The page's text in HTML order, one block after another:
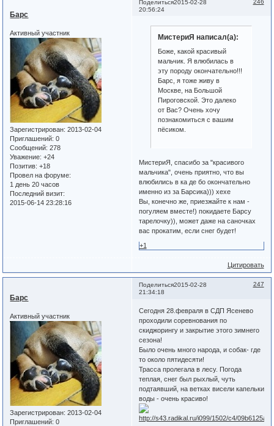
Поделиться 246
2015-02-28
20:56:24
Барс
Активный участник
Зарегистрирован: 2013-02-04
Приглашений: 0
Сообщений: 278
Уважение: +24
Позитив: +18
Провел на форуме:
1 день 20 часов
Последний визит:
2015-06-14 23:28:16
МистериЯ написал(а):
Боже, какой красивый
мальчик. Я влюбилась в
эту породу окончательно!!!
Барс, я тоже живу в
Москве, на Большой
Пироговской. Это далеко
от Вас? Очень хочу
познакомиться с вашим
пёсиком.
МистериЯ, спасибо за "красивого
мальчика", очень приятно, что вы
влюбились в ка де бо окончательно
именно из за Барсика))) хехе
Вы, конечно же, приезжайте к нам -
погуляем вместе!) покидаете Барсу
тарелочку)), может даже на саночках
вас прокатим, если снег будет!
+1
Цитировать
Поделиться 247
2015-02-28
21:34:18
Барс
Активный участник
Зарегистрирован: 2013-02-04
Приглашений: 0
Сегодня 28.февраля в СДП Ясенево
проходили соревнования по
скиджорингу и закрытие этого зимнего
сезона!
Было очень много народа, и собак- где
то около пятидесяти!
Трасса пролегала в лесу. Погода
теплая, снег был рыхлый, чуть
подтаявший, на ветках висели капельки
воды - очень красиво!